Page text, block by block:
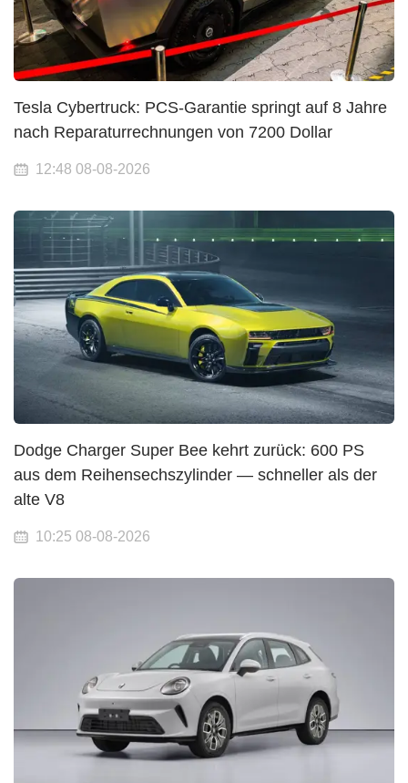
Tesla Cybertruck: PCS-Garantie springt auf 8 Jahre
nach Reparaturrechnungen von 7200 Dollar
12:48 08-08-2026
Dodge Charger Super Bee kehrt zurück: 600 PS
aus dem Reihensechszylinder — schneller als der
alte V8
10:25 08-08-2026